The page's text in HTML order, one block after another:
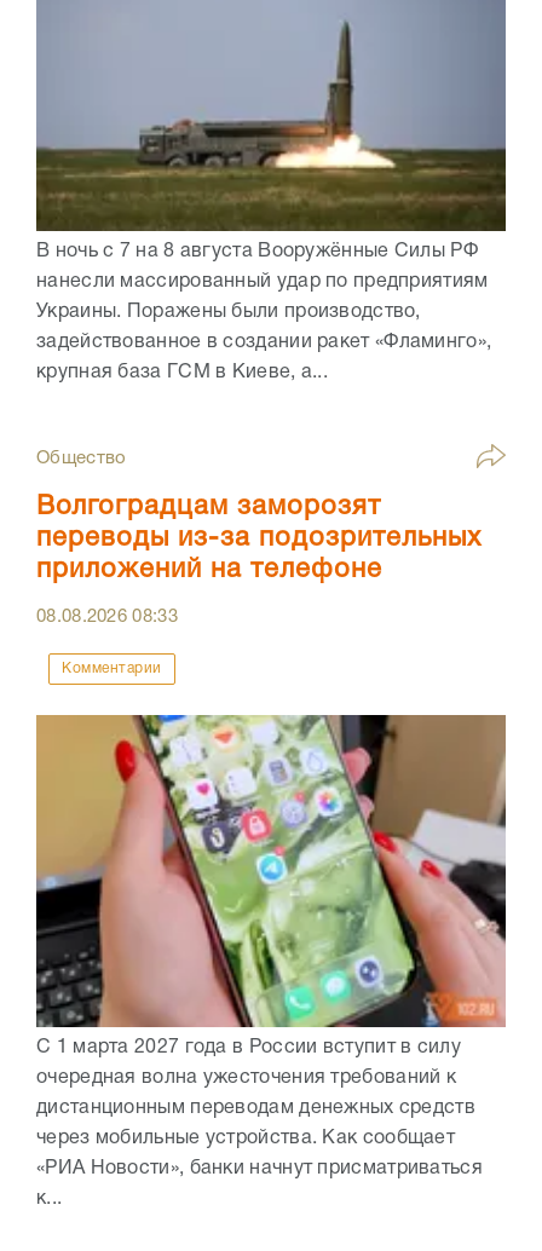
В ночь с 7 на 8 августа Вооружённые Силы РФ
нанесли массированный удар по предприятиям
Украины. Поражены были производство,
задействованное в создании ракет «Фламинго»,
крупная база ГСМ в Киеве, а...
Общество
Волгоградцам заморозят
переводы из-за подозрительных
приложений на телефоне
08.08.202608:33
Комментарии
С 1 марта 2027 года в России вступит в силу
очередная волна ужесточения требований к
дистанционным переводам денежных средств
через мобильные устройства. Как сообщает
«РИА Новости», банки начнут присматриваться
к...